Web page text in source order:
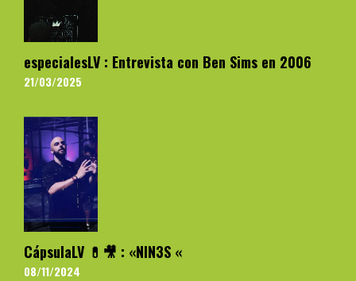
especialesLV : Entrevista con Ben Sims en 2006
21/03/2025
CápsulaLV 💊🎥 : «NIN3S «
08/11/2024